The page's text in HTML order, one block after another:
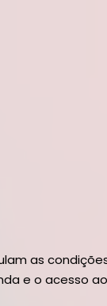
as
e o acesso